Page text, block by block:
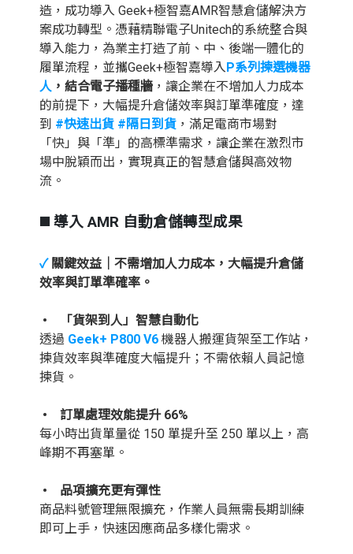
造，成功導入 Geek+極智嘉AMR智慧倉儲解決方
案成功轉型。憑藉精聯電子Unitech的系統整合與
導入能力，為業主打造了前、中、後端一體化的
履單流程，並攜Geek+極智嘉導入 P系列揀選機器
人 ，結合電子播種牆 ，讓企業在不增加人力成本
的前提下，大幅提升倉儲效率與訂單準確度，達
到 #快速出貨 #隔日到貨 ，滿足電商市場對
「快」與「準」的高標準需求，讓企業在激烈市
場中脫穎而出，實現真正的智慧倉儲與高效物
流。
◼️ 導入 AMR 自動倉儲轉型成果
✓ 關鍵效益｜不需增加人力成本，大幅提升倉儲
效率與訂單準確率。
• 「貨架到人」智慧自動化
透過 Geek+ P800 V6 機器人搬運貨架至工作站，
揀貨效率與準確度大幅提升；不需依賴人員記憶
揀貨。
• 訂單處理效能提升 66%
每小時出貨單量從 150 單提升至 250 單以上，高
峰期不再塞單。
• 品項擴充更有彈性
商品料號管理無限擴充，作業人員無需長期訓練
即可上手，快速因應商品多樣化需求。